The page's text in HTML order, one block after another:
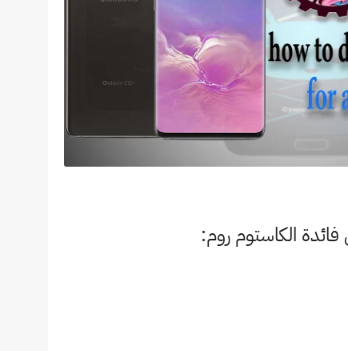
فائدة الكاستوم روم: